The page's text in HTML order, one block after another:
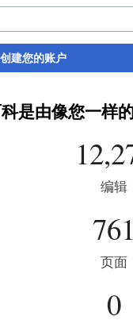
创建您的账户
是由像您一样
编辑
页面
0